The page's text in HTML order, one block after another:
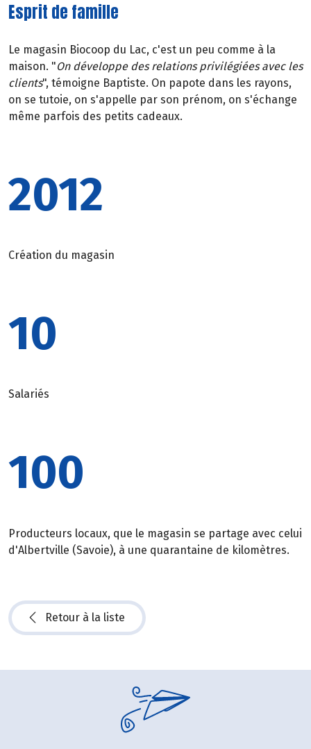
Esprit de famille
Le magasin Biocoop du Lac, c'est un peu comme à la
maison. "On développe des relations privilégiées avec les
clients", témoigne Baptiste. On papote dans les rayons,
on se tutoie, on s'appelle par son prénom, on s'échange
même parfois des petits cadeaux.
2012
Création du magasin
10
Salariés
100
Producteurs locaux, que le magasin se partage avec celui
d'Albertville (Savoie), à une quarantaine de kilomètres.
Retour à la liste